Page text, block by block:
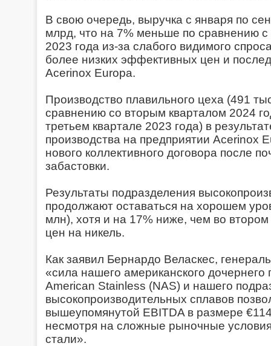
В свою очередь, выручка с января по
млрд, что на 7% меньше по сравнению
2023 года из-за слабого видимого
более низких эффективных цен и
Acerinox Europa.
Производство плавильного цеха (491
сравнению со вторым кварталом 2024
третьем квартале 2023 года) в
производства на предприятии Acerinox
нового коллективного договора после
забастовки.
Результаты подразделения
продолжают оставаться на хорошем
млн), хотя и на 17% ниже, чем во втором
цен на никель.
Как заявил Бернардо Веласкес,
«сила нашего американского дочернего
American Stainless (NAS) и нашего
высокопроизводительных сплавов
вышеупомянутой EBITDA в размере
несмотря на сложные рыночные
стали».